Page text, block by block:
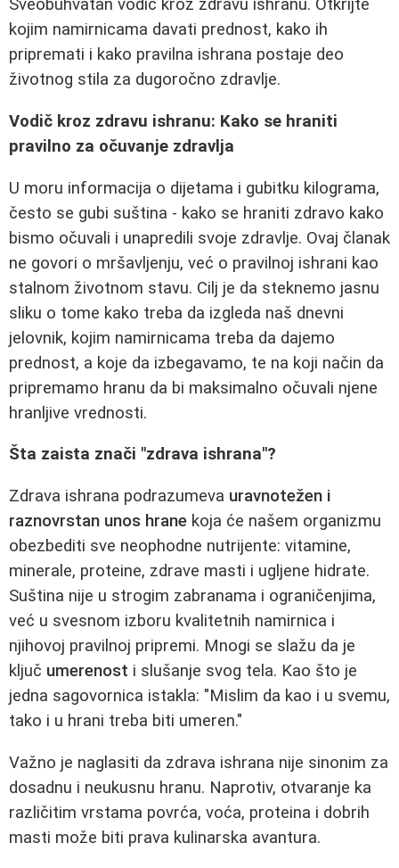
Sveobuhvatan vodič kroz zdravu ishranu. Otkrijte
kojim namirnicama davati prednost, kako ih
pripremati i kako pravilna ishrana postaje deo
životnog stila za dugoročno zdravlje.
Vodič kroz zdravu ishranu: Kako se hraniti
pravilno za očuvanje zdravlja
U moru informacija o dijetama i gubitku kilograma,
često se gubi suština - kako se hraniti zdravo kako
bismo očuvali i unapredili svoje zdravlje. Ovaj članak
ne govori o mršavljenju, već o pravilnoj ishrani kao
stalnom životnom stavu. Cilj je da steknemo jasnu
sliku o tome kako treba da izgleda naš dnevni
jelovnik, kojim namirnicama treba da dajemo
prednost, a koje da izbegavamo, te na koji način da
pripremamo hranu da bi maksimalno očuvali njene
hranljive vrednosti.
Šta zaista znači "zdrava ishrana"?
Zdrava ishrana podrazumeva uravnotežen i
raznovrstan unos hrane koja će našem organizmu
obezbediti sve neophodne nutrijente: vitamine,
minerale, proteine, zdrave masti i ugljene hidrate.
Suština nije u strogim zabranama i ograničenjima,
već u svesnom izboru kvalitetnih namirnica i
njihovoj pravilnoj pripremi. Mnogi se slažu da je
ključ umerenost i slušanje svog tela. Kao što je
jedna sagovornica istakla: "Mislim da kao i u svemu,
tako i u hrani treba biti umeren."
Važno je naglasiti da zdrava ishrana nije sinonim za
dosadnu i neukusnu hranu. Naprotiv, otvaranje ka
različitim vrstama povrća, voća, proteina i dobrih
masti može biti prava kulinarska avantura.